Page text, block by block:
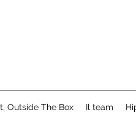
Outside The Box Il team